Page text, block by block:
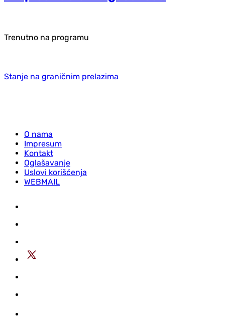
Trenutno na programu
Stanje na graničnim prelazima
O nama
Impresum
Kontakt
Oglašavanje
Uslovi korišćenja
WEBMAIL